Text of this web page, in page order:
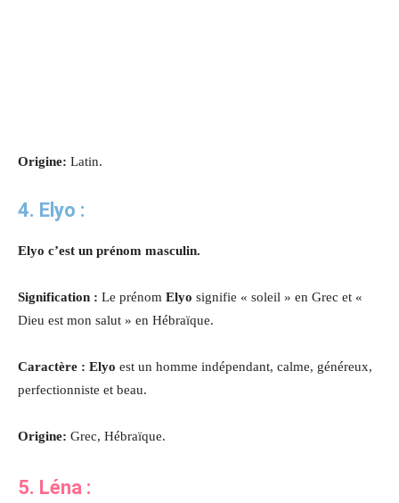
Origine: Latin.
4. Elyo :
Elyo c’est un prénom masculin.
Signification : Le prénom Elyo signifie « soleil » en Grec et «
Dieu est mon salut » en Hébraïque.
Caractère : Elyo est un homme indépendant, calme, généreux,
perfectionniste et beau.
Origine: Grec, Hébraïque.
5. Léna :